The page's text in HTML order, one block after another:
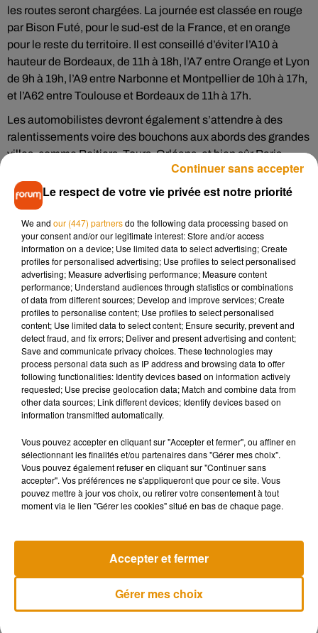
les routes seront chargées. La journée est classée en rouge
par Bison Futé, pour le sud-est de la France, et en orange
pour le reste du territoire. Il est conseillé d’éviter l’A10 à
hauteur de Bordeaux, de 11h à 18h, l’A7 entre Orange et Lyon
de 9h à 19h, l’A9 entre Narbonne et Montpellier de 10h à 17h,
et l’A62 entre Toulouse et Bordeaux de 11h à 17h.
Les automobilistes devront également s’attendre à des
ralentissements voire des bouchons aux abords des grandes
villes, comme Poitiers, Tours, Orléans, et bien sûr Paris.
s’annonce plus difficile
encore. Dans le sens des départs, Bison Futé voit rouge au
sud, et orange au Nord. Dans le sens des retours, toute la
France est en rouge, ce qui annonce une circulation très
difficile. Tous les grands axes devraient être chargés,
quelque soit l’heure. Si vous le pouvez, il est conseillé de
prendre la route plutôtdimanche, où la journée est classée
verte dans le sens des départs, orange et rouge (en Rhône-
Alpes) dans le sens des retours.
Toutes les prévisions sont à retrouver, dans le détail, surle
site de Bison Futé.
7 août 2026
Madonna sort enfin le remix de « Love
Sensation » avec Kylie Minogue
7 août 2026
Le respect de votre vie privée est notre priorité
We and our (447) partnersdo the following data processing based on
your consent and/or our legitimate interest: Store and/or access
information on a device; Use limited data to select advertising; Create
profiles for personalised advertising; Use profiles to select personalised
advertising; Measure advertising performance; Measure content
performance; Understand audiences through statistics or combinations
of data from different sources; Develop and improve services; Create
profiles to personalise content; Use profiles to select personalised
content; Use limited data to select content; Ensure security, prevent and
detect fraud, and fix errors; Deliver and present advertising and content;
Save and communicate privacy choices. These technologies may
process personal data such as IP address and browsing data to offer
following functionalities: Identify devices based on information actively
requested; Use precise geolocation data; Match and combine data from
other data sources; Link different devices; Identify devices based on
information transmitted automatically.
Vous pouvez accepter en cliquant sur "Accepter et fermer", ou affiner en
sélectionnant les finalités et/ou partenaires dans "Gérer mes choix".
Vous pouvez également refuser en cliquant sur "Continuer sans
accepter". Vos préférences ne s'appliqueront que pour ce site. Vous
pouvez mettre à jour vos choix, ou retirer votre consentement à tout
moment via le lien "Gérer les cookies" situé en bas de chaque page.
Gérer mes choix
Accepter et fermer
Continuer sans accepter